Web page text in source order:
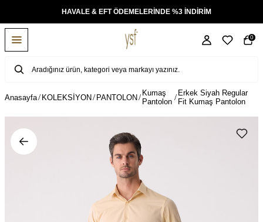
HAVALE & EFT ÖDEMELERİNDE %3 İNDİRİM
0
Anasayfa KOLEKSİYON PANTOLON
Kumaş
Pantolon
Erkek Siyah Regular
Fit Kumaş Pantolon